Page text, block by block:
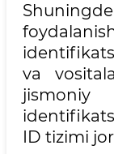
va
ID tizimi